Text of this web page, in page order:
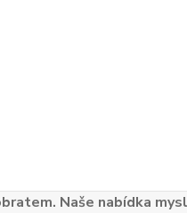
Naše nabídka